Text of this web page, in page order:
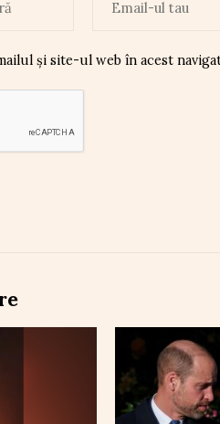
și site-ul web în acest